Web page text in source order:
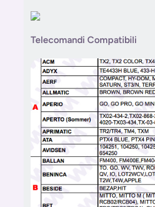
Telecomandi Compatibili